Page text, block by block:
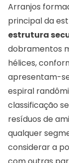
Arranjos
principal da
estrutura
dobramentos
hélices,
apresentam-
espiral
classificação
resíduos de
qualquer
considerar a